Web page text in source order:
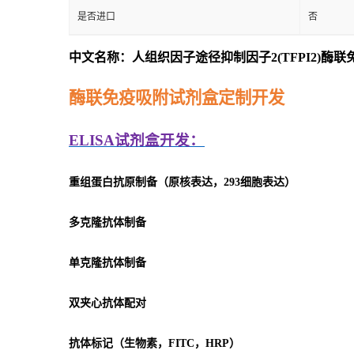
是否进口 否
中文名称：人组织因子途径抑制因子2(TFPI2)酶联
酶联免疫吸附试剂盒定制开发
ELISA试剂盒开发：
重组蛋白抗原制备（原核表达，293细胞表达）
多克隆抗体制备
单克隆抗体制备
双夹心抗体配对
抗体标记（生物素，FITC，HRP）